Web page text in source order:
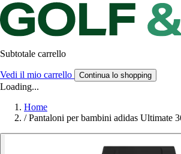
Subtotale carrello
Vedi il mio carrello Continua lo shopping
Loading...
Home
/ Pantaloni per bambini adidas Ultimate